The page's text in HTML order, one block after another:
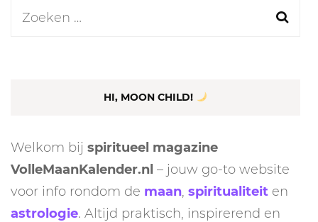
Zoeken
HI, MOON CHILD!
Welkom bij spiritueel magazine
VolleMaanKalender.nl – jouw go-to website
voor info rondom de maan, spiritualiteit en
astrologie. Altijd praktisch, inspirerend en